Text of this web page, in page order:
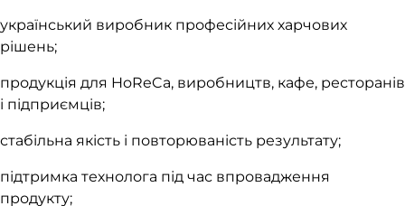
український виробник професійних харчових
рішень;
продукція для HoReCa, виробництв, кафе, ресторанів
і підприємців;
стабільна якість і повторюваність результату;
підтримка технолога під час впровадження
продукту;